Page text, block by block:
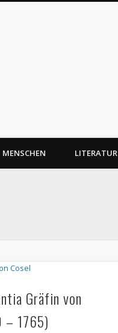
MENSCHEN LITERATUR
Gräfin von
– 1765)